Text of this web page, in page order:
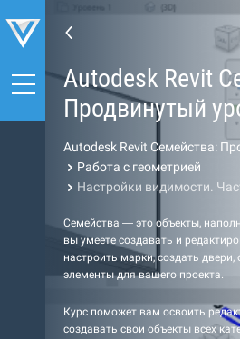
Autodesk Revit
Продвинутый
Autodesk Revit Семейства:
Работа с геометрией
Настройки видимости.
Семейства — это объекты,
вы умеете создавать и
настроить марки, создать двери,
элементы для вашего проекта.
Курс поможет вам освоить
создавать свои объекты всех